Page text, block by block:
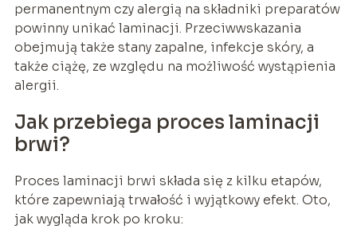
permanentnym czy alergią na składniki preparatów
powinny unikać laminacji. Przeciwwskazania
obejmują także stany zapalne, infekcje skóry, a
także ciążę, ze względu na możliwość wystąpienia
alergii.
Jak przebiega proces laminacji
brwi?
Proces laminacji brwi składa się z kilku etapów,
które zapewniają trwałość i wyjątkowy efekt. Oto,
jak wygląda krok po kroku: